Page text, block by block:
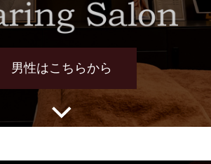
男性はこちらから